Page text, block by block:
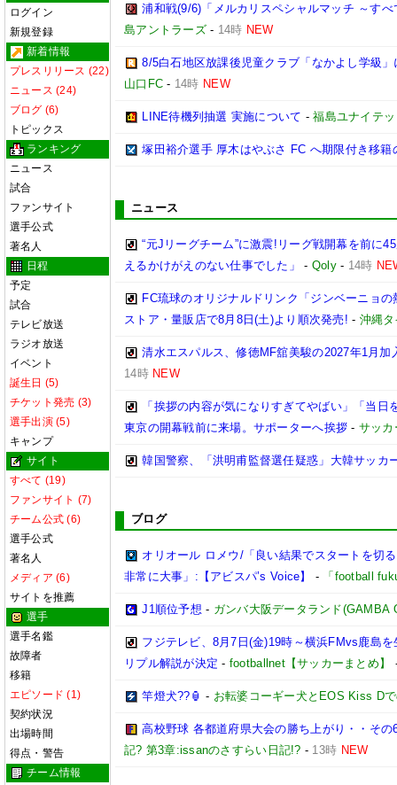
ログイン
新規登録
新着情報
プレスリリース (22)
ニュース (24)
ブログ (6)
トピックス
ランキング
ニュース
試合
ファンサイト
選手公式
著名人
日程
予定
試合
テレビ放送
ラジオ放送
イベント
誕生日 (5)
チケット発売 (3)
選手出演 (5)
キャンプ
サイト
すべて (19)
ファンサイト (7)
チーム公式 (6)
選手公式
著名人
メディア (6)
サイトを推薦
選手
選手名鑑
故障者
移籍
エピソード (1)
契約状況
出場時間
得点・警告
チーム情報
浦和戦(9/6)「メルカリスペシャルマッチ ～す
島アントラーズ- 14時 NEW
8/5白石地区放課後児童クラブ「なかよし学級
山口FC - 14時 NEW
LINE待機列抽選 実施について -福島ユナイテ
塚田裕介選手 厚木はやぶさ FC へ期限付き移籍
ニュース
“元Jリーグチーム”に激震!リーグ戦開幕を前に
えるかけがえのない仕事でした」
- Qoly- 14時
FC琉球のオリジナルドリンク「ジンベーニョ
ストア・量販店で8月8日(土)より順次発売! - 沖縄
清水エスパルス、修徳MF舘美駿の2027年1月加
14時 NEW
「挨拶の内容が気になりすぎてやばい」「当
東京の開幕戦前に来場。サポーターへ挨拶 - サッカ
韓国警察、「洪明甫監督選任疑惑」大韓サッカ
ブログ
オリオール ロメウ/「良い結果でスタートを切
非常に大事」:【アビスパ’s Voice】
- 「football
J1順位予想 - ガンバ大阪データランド(GAMBA
フジテレビ、8月7日(金)19時～横浜FMvs鹿島
リプル解説が決定 - footballnet【サッカーまとめ】
竿燈犬??🏮 - お転婆コーギー犬とEOS Kiss D
高校野球 各都道府県大会の勝ち上がり・・その
記? 第3章:issanのさすらい日記!? - 13時 NEW